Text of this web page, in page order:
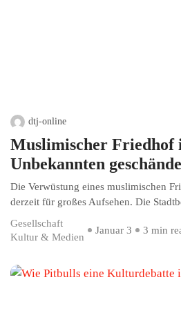
dtj-online
Muslimischer Friedhof
Unbekannten
Die Verwüstung eines muslimischen
derzeit für großes Aufsehen. Die
Gesellschaft
Kultur & Medien
Januar 3 3 min